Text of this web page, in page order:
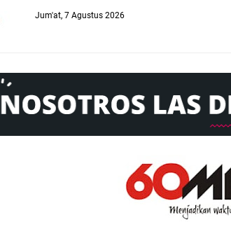
Jum'at, 7 Agustus 2026